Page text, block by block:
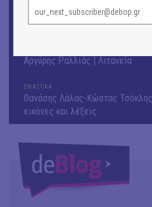
ΕΙΚΑΣΤΙΚΑ
Έκθεση φωτογραφίας: Ανδρίων
Αργύρης Ραλλιάς | Λιτανεία
ΕΙΚΑΣΤΙΚΑ
Θανάσης Λάλας-Κώστας
εικόνες και λέξεις